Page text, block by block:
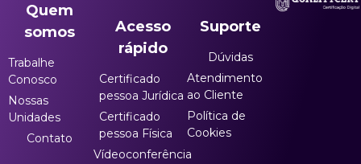
Quem
somos
Trabalhe
Conosco
Nossas
Unidades
Contato
Acesso
rápido
Certificado
pessoa Jurídica
Certificado
pessoa Física
Vídeoconferência
Suporte
Dúvidas
Atendimento
ao Cliente
Política de
Cookies